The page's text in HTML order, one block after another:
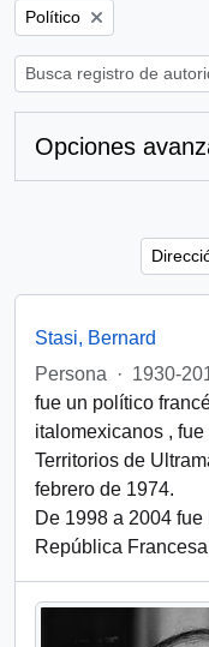
Remove filter:
Político
Opciones
Stasi, Bernard
Persona
· 1930-
fue un político
italomexicanos ,
Territorios de
febrero de 1974.
De 1998 a 2004
República Francesa